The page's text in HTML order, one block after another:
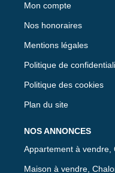
Mon compte
Nos honoraires
Mentions légales
Politique de
Politique des cookies
Plan du site
NOS ANNONCES
Appartement à vendre,
Maison à vendre,